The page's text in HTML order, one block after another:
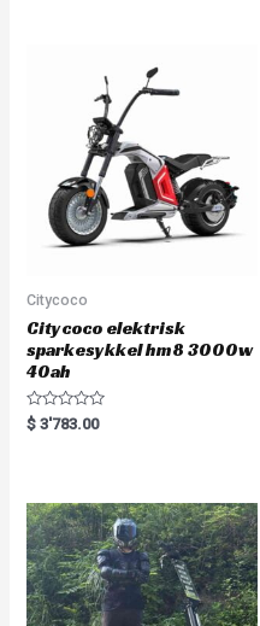
Citycoco
Citycoco elektrisk
sparkesykkel hm8 3000w
40ah
R
a
o
u
t
o
f
5
$ 3'783.00